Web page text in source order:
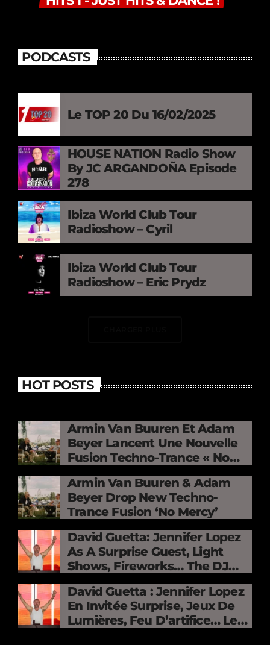
PODCASTS
Le TOP 20 Du 16/02/2025
HOUSE NATION Radio Show
By JC ARGANDOÑA Episode
278
Ibiza World Club Tour
Radioshow – Cyril
Ibiza World Club Tour
Radioshow – Eric Prydz
HOT POSTS
Armin Van Buuren Et Adam
Beyer Lancent Une Nouvelle
Fusion Techno-Trance « No
Mercy »
Armin Van Buuren & Adam
Beyer Drop New Techno-
Trance Fusion ‘No Mercy’
David Guetta: Jennifer Lopez
As A Surprise Guest, Light
Shows, Fireworks… The DJ
Electrifies The Stade De
France
David Guetta : Jennifer Lopez
En Invitée Surprise, Jeux De
Lumières, Feu D’artifice… Le